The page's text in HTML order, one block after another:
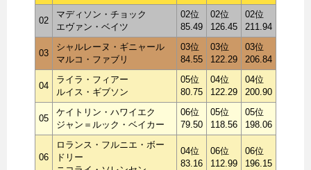
02
マディソン・チョック
エヴァン・ベイツ
02位
85.49
02位
126.45
02位
211.94
03
シャルレーヌ・ギニャール
マルコ・ファブリ
03位
84.55
03位
122.29
03位
206.84
04
ライラ・フィアー
ルイス・ギブソン
05位
80.75
04位
122.29
04位
200.90
05
ケイトリン・ハワイエク
ジャン＝ルック・ベイカー
06位
79.50
05位
118.56
05位
198.06
06
ロランス・フルニエ・ボー
ドリー
04位
83.16
06位
112.99
06位
196.15